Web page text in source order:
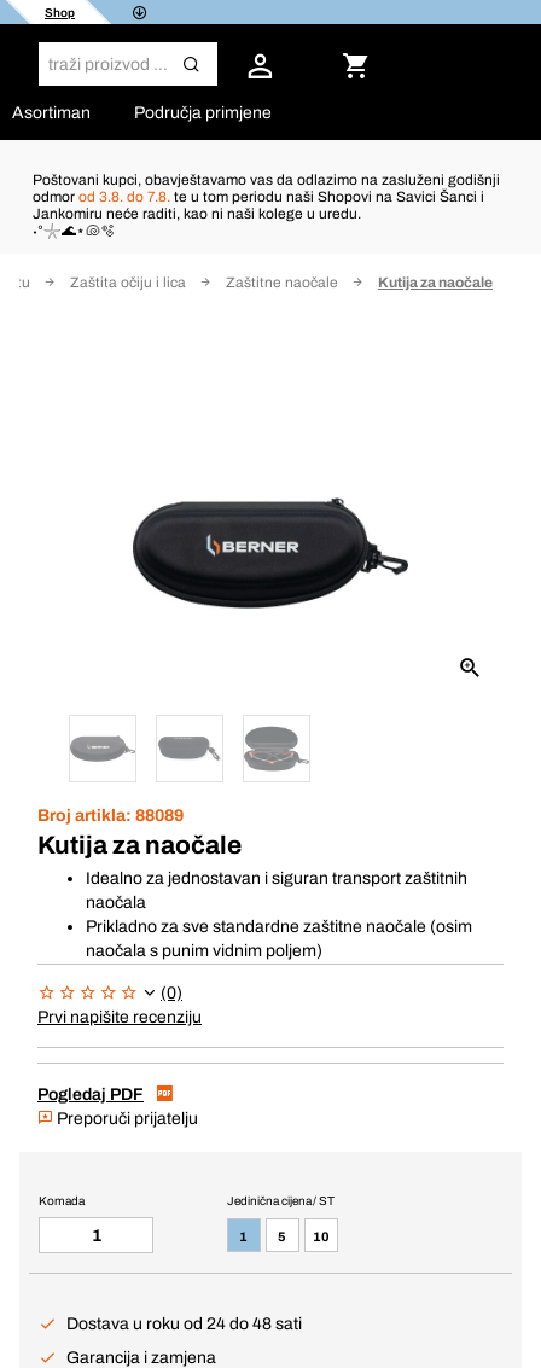
Shop
Asortiman Područja primjene
Poštovani kupci, obavještavamo vas da odlazimo na zasluženi godišnji
odmor od 3.8. do 7.8. te u tom periodu naši Shopovi na Savici Šanci i
Jankomiru neće raditi, kao ni naši kolege u uredu.
˖°𓇼🌊⋆🐚🫧
Zaštita očiju i lica Zaštitne naočale Kutija za naočale
Broj artikla: 88089
Kutija za naočale
Idealno za jednostavan i siguran transport zaštitnih
naočala
Prikladno za sve standardne zaštitne naočale (osim
naočala s punim vidnim poljem)
(0)
Prvi napišite recenziju
Pogledaj PDF
Preporuči prijatelju
Jedinična cijena / ST
1 5 10
Komada
Dostava u roku od 24 do 48 sati
Garancija i zamjena